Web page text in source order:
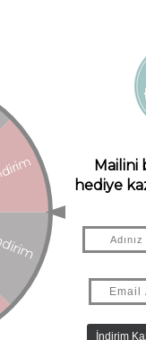
kurdele sarılmıştır.